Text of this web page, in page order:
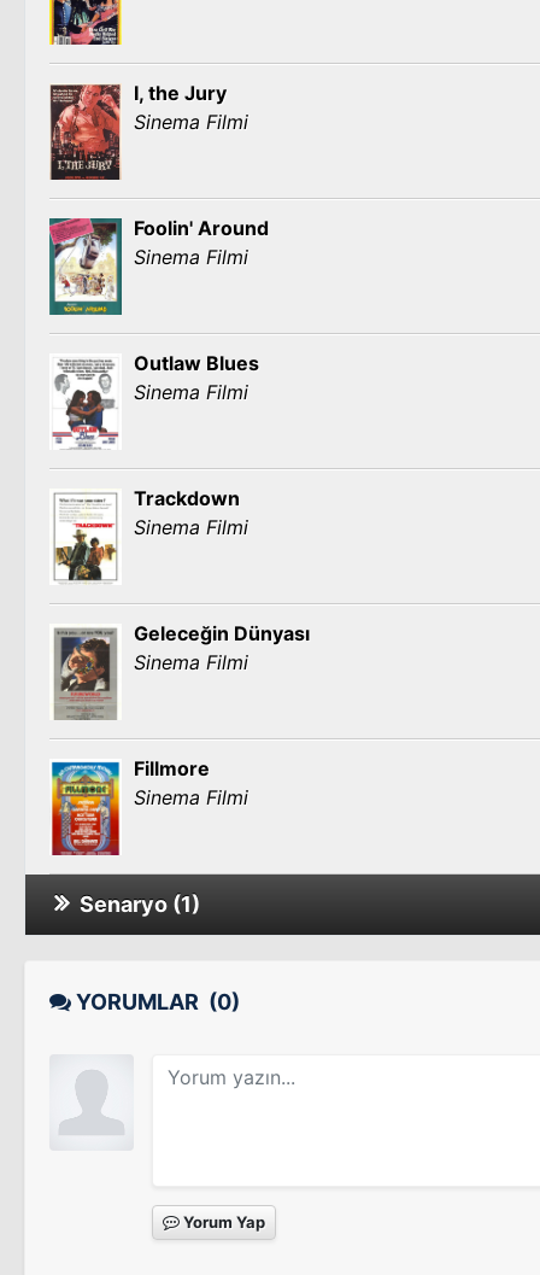
I, the Jury
Sinema Filmi
Foolin' Around
Sinema Filmi
Outlaw Blues
Sinema Filmi
Trackdown
Sinema Filmi
Geleceğin Dünyası
Sinema Filmi
Fillmore
Sinema Filmi
Senaryo (1)
Sinema Filmi
YORUMLAR (0)
Yorum Yap